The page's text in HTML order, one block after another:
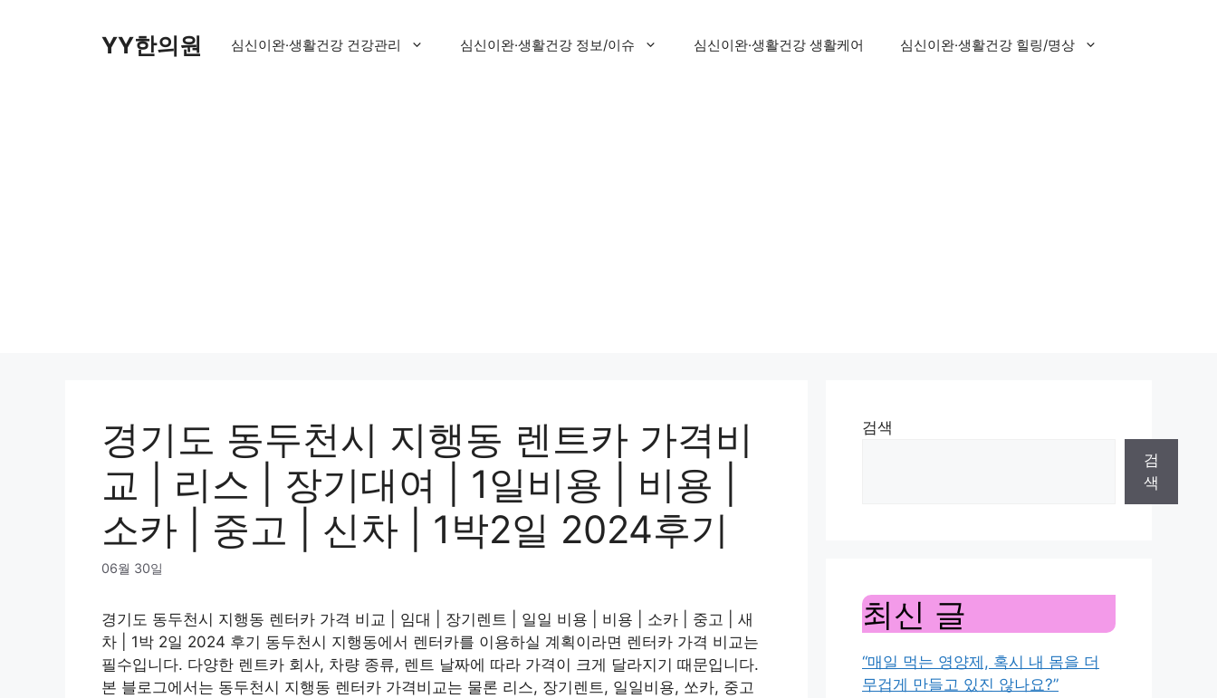
YY한의원 심신이완·생활건강 건강관리 심신이완·생활건강 정보/이슈 심신이완·생활건강 생활케어 심신이완·생활건강 힐링/명상
경기도 동두천시 지행동 렌트카 가격비
교 | 리스 | 장기대여 | 1일비용 | 비용 |
소카 | 중고 | 신차 | 1박2일 2024후기
06월 30일
경기도 동두천시 지행동 렌터카 가격 비교 | 임대 | 장기렌트 | 일일 비용 | 비용 | 소카 | 중고 | 새
차 | 1박 2일 2024 후기 동두천시 지행동에서 렌터카를 이용하실 계획이라면 렌터카 가격 비교는
필수입니다. 다양한 렌트카 회사, 차량 종류, 렌트 날짜에 따라 가격이 크게 달라지기 때문입니다.
본 블로그에서는 동두천시 지행동 렌터카 가격비교는 물론 리스, 장기렌트, 일일비용, 쏘카, 중고
검색
검
색
최신 글
“매일 먹는 영양제, 혹시 내 몸을 더
무겁게 만들고 있진 않나요?”